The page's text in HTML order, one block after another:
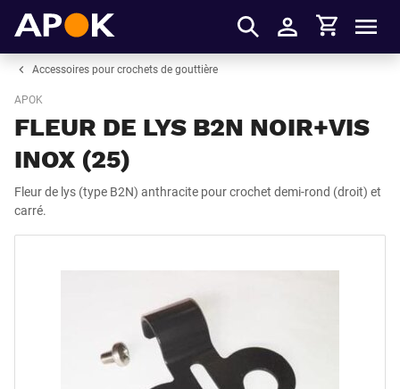
S'identifier
Panier
Accessoires pour crochets de gouttière
APOK
FLEUR DE LYS B2N NOIR+VIS
INOX (25)
Fleur de lys (type B2N) anthracite pour crochet demi-rond (droit) et
carré.